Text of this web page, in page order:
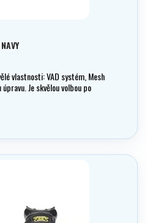
vlastnosti: VAD systém, Mesh
Je skvělou volbou po